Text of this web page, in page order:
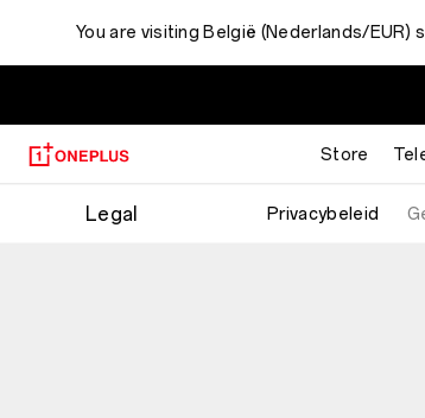
You are visiting België (Nederlands/EUR)
Store
Legal Privacybeleid